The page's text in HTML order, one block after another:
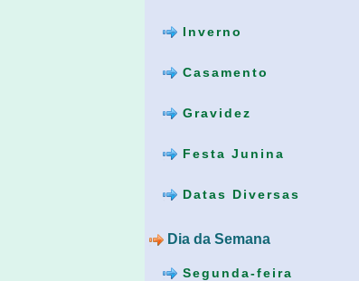
Inverno
Casamento
Gravidez
Festa Junina
Datas Diversas
Dia da Semana
Segunda-feira